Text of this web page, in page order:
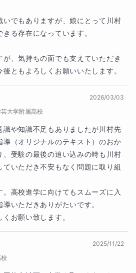
持ったいわゆる進学校に通う生
子がいました。この生徒には2週
底的に基礎を固めてもらいまし
まま学習を続けた結果、最終的
9割を取ることができました。
期維持ということの重要性がわ
す。
で授業を行っていますが、やは
出しています。
。私は、何事も分析をしていく
代はテストの傾向を分析して、
させてきました。やはり問題と
析を私の授業では一緒にしてい
定期テスト対策という点でかな
す。この分析により、勉強する
いでもありますが、娘にとって川村
る存在になっています。
、気持ちの面でも支えていただき
ともよろしくお願いいたします。
大学附属高校
2026/03/03
識や知識不足もありましたが川村先
導（オリジナルのテキスト）のおか
、受験の最後の追い込みの時も川村
ていただき不安もなく問題に取り組
。高校進学に向けてもスムーズに入
いただきありがたいです。
お願い致します。
2025/11/22